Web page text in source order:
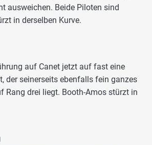
ausweichen. Beide Piloten sind
in derselben Kurve.
auf Canet jetzt auf fast eine
der seinerseits ebenfalls fein ganzes
Rang drei liegt. Booth-Amos stürzt in